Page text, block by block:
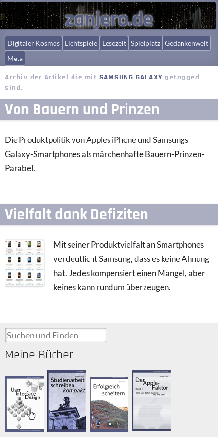
zanjero.de
Digitaler Kosmos Lichtspiele Lesezeit Spielplatz Gedankenwelt
Meta
Archiv der Artikel die mit SAMSUNG GALAXY getagged
sind.
Von Bauern und Prinzen
Die Produktpolitik von Apples iPhone und Samsungs
Galaxy-Smartphones als märchenhafte Bauern-Prinzen-
Parabel.
Vielfalt dank Defiziten
Mit seiner Produktvielfalt an Smartphones
verdeutlicht Samsung, dass es keine Ahnung
hat. Jedes kompensiert einen Mangel, aber
keines kann rundum überzeugen.
Suchen und Finden
Meine Bücher
User Interface
Design
Studienarbeit
schreiben
Erfolgreich
scheitern
Der Apple-
Faktor